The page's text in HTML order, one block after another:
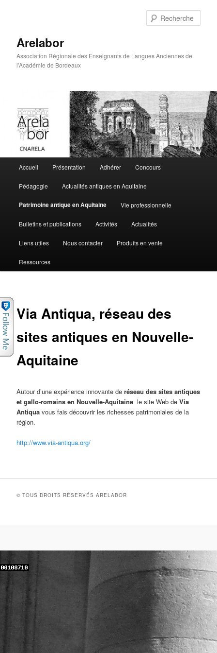
Arelabor
Association Régionale des Enseignants de Langues Anciennes de
l'Académie de Bordeaux
Aller au contenu principal
Aller au contenu secondaire
Accueil Présentation Adhérer Concours
Pédagogie Actualités antiques en Aquitaine
Patrimoine antique en Aquitaine Vie professionnelle
Bulletins et publications Activités Actualités
Liens utiles Nous contacter Produits en vente
Ressources
Via Antiqua, réseau des
sites antiques en Nouvelle-
Aquitaine
Autour d’une expérience innovante deréseau des sites antiques
et gallo-romains en Nouvelle-Aquitaine le site Web deVia
Antiqua vous fais découvrir les richesses patrimoniales de la
région.
http://www.via-antiqua.org/
© TOUS DROITS RÉSERVÉS ARELABOR